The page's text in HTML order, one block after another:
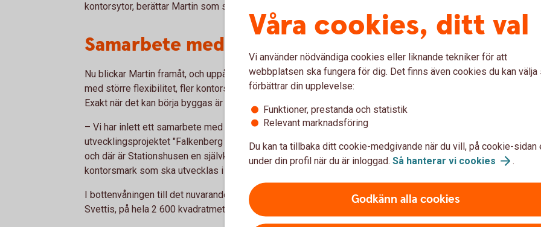
kontorsytor, berättar Martin som själv varit med och designat och inrett kontorsmiljön.
Samarbete med kommunen
Nu blickar Martin framåt, och uppåt. Det andra Stationshuset blir ett högre, smalare hus
med större flexibilitet, fler kontorsytor och en våning med takterrass och restaurang.
Exakt när det kan börja byggas är inte klart ännu.
– Vi har inlett ett samarbete med Falkenbergs kommun som lanserat
utvecklingsprojektet "Falkenberg Next". Tanken är att skapa ännu mer liv kring stationen
och där är Stationshusen en självklar del. Totalt handlar det om 27 000 kvadratmeter
kontorsmark som ska utvecklas i etapper.
I bottenvåningen till det nuvarande huset finns också Falkenbergs största gym, Friskis &
Svettis, på hela 2 600 kvadratmeter.
Våra cookies, ditt val
Vi använder nödvändiga cookies eller liknande tekniker för att
webbplatsen ska fungera för dig. Det finns även cookies du kan välja
förbättrar din upplevelse:
Funktioner, prestanda och statistik
Relevant marknadsföring
Du kan ta tillbaka ditt cookie-medgivande när du vill, på cookie-sidan
under din profil när du är inloggad. Så hanterar vi cookies .
Godkänn alla cookies